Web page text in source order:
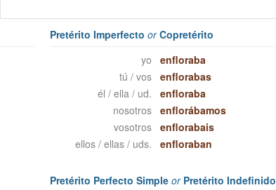
Pretérito ImperfectoorCopretérito
yo
enfloraba
tú / vos
enflorabas
él / ella / ud.
enfloraba
nosotros
enflorábamos
vosotros
enflorabais
ellos / ellas / uds.
enfloraban
Pretérito Perfecto SimpleorPretérito Indefinido